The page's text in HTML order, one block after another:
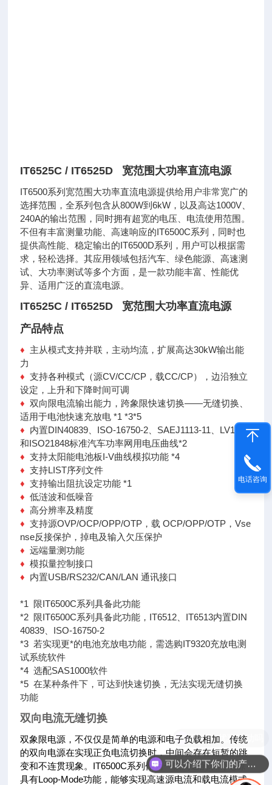
可以介绍下你们的产品么
IT6525C / IT6525D 宽范围大功率直流电源
IT6500系列宽范围大功率直流电源提供给用户非常宽广的
选择范围，全系列包含从800W到6kW，以及高达1000V、
240A的输出范围，同时拥有超宽的电压、电流使用范围。
不但有丰富测量功能、高速响应的IT6500C系列，同时也
提供高性能、稳定输出的IT6500D系列，用户可以根据需
求，轻松选择。其应用领域包括汽车、绿色能源、高速测
试、大功率测试等多个方面，是一款功能丰富、性能优
异、适用广泛的直流电源。
IT6525C / IT6525D 宽范围大功率直流电源
产品特点
♦ 主从模式支持并联，主动均流，扩展高达30kW输出能
力
♦支持各种模式（源CV/CC/CP，载CC/CP），边沿独立
设定，上升和下降时间可调
♦双向限电流输出能力，跨象限快速切换——无缝切换、
适用于电池快速充放电 *1 *3*5
♦ 内置DIN40839、ISO-16750-2、SAEJ1113-11、LV124
和ISO21848标准汽车功率网用电压曲线*2
♦支持太阳能电池板I-V曲线模拟功能 *4
♦支持LIST序列文件
♦支持输出阻抗设定功能 *1
♦低涟波和低噪音
♦高分辨率及精度
♦支持源OVP/OCP/OPP/OTP，载 OCP/OPP/OTP，Vse
nse反接保护，掉电及输入欠压保护
♦远端量测功能
♦模拟量控制接口
♦ 内置USB/RS232/CAN/LAN 通讯接口
*1 限IT6500C系列具备此功能
*2 限IT6500C系列具备此功能，IT6512、IT6513内置DIN
40839、ISO-16750-2
*3 若实现更*的电池充放电功能，需选购IT9320充放电测
试系统软件
*4 选配SAS1000软件
*5 在某种条件下，可达到快速切换，无法实现无缝切换
功能
双向电流无缝切换
双象限电源，不仅仅是简单的电源和电子负载相加。传统
的双向电源在实现正负电流切换时，中间会存在短暂的跳
变和不连贯现象。IT6500C系列作为一款高速的双向电源
具有Loop-Mode功能，能够实现高速源电流和载电流模式
电话咨询